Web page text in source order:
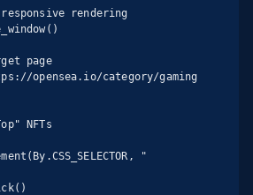
rendering
page
opensea.io/category/gaming
NFTs
"